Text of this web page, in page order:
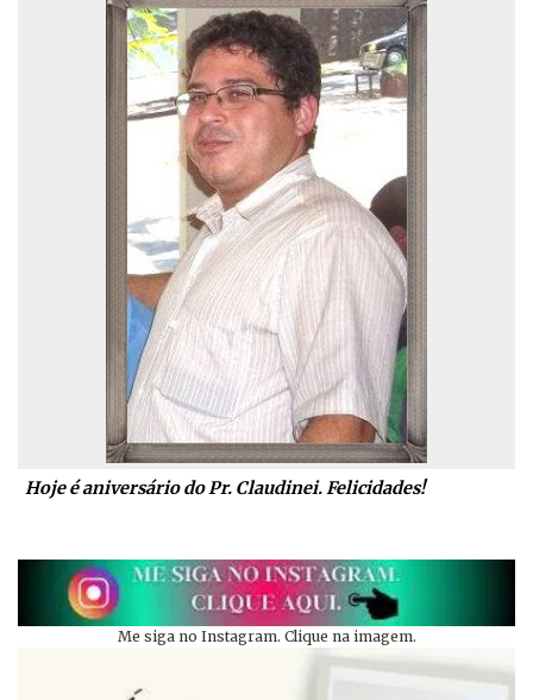
Hoje é aniversário do Pr. Claudinei. Felicidades!
Me siga no Instagram. Clique na imagem.